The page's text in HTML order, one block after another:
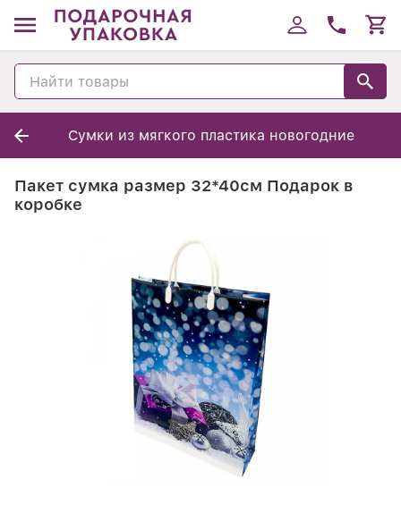
Cумки из мягкого пластика новогодние
Пакет сумка размер 32*40см Подарок в
коробке